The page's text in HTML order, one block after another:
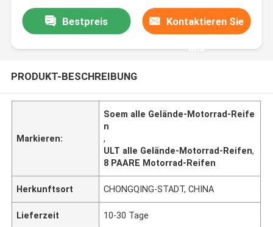
Bestpreis Kontaktieren Sie
uns
PRODUKT-BESCHREIBUNG
Markieren:
Soem alle Gelände-Motorrad-Reife
n
,
ULT alle Gelände-Motorrad-Reifen,
8 PAARE Motorrad-Reifen
Herkunftsort CHONGQING-STADT, CHINA
Lieferzeit 10-30 Tage